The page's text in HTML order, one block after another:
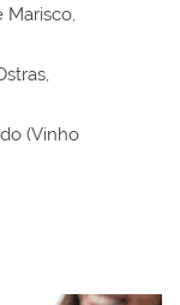
Marisco,
(Vinho